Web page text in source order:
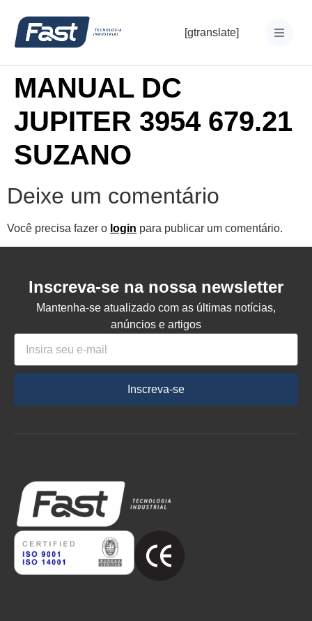
[gtranslate]
MANUAL DC
JUPITER 3954 679.21
SUZANO
Deixe um comentário
Você precisa fazer o login para publicar um comentário.
Inscreva-se na nossa newsletter
Mantenha-se atualizado com as últimas notícias,
anúncios e artigos
Inscreva-se